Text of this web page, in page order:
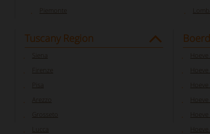
Piemonte
Tuscany Region
Siena
Firenze
Pisa
Arezzo
Grosseto
Lucca
Hoeve